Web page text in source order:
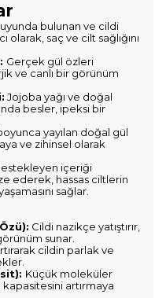
bulunan ve cildi
saç ve cilt sağlığını
Gerçek gül özleri
ve canlı bir görünüm
Jojoba yağı ve doğal
besler, ipeksi bir
yayılan doğal gül
ve zihinsel olarak
içeriği
ederek, hassas ciltlerin
sağlar.
Cildi nazikçe yatıştırır,
sunar.
cildin parlak ve
Küçük moleküler
artırmaya